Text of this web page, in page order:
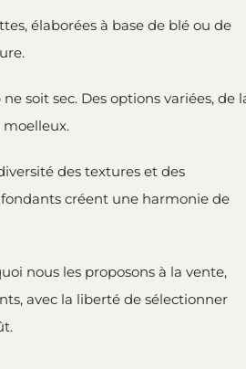
élaborées à base de blé ou de
soit sec. Des options variées, de
moelleux.
des textures et des
créent une harmonie de
nous les proposons à la vente,
avec la liberté de sélectionner